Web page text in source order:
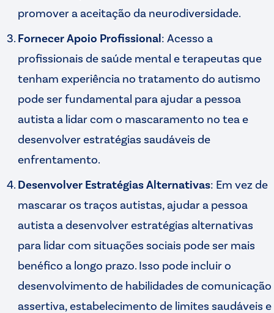
promover a aceitação da neurodiversidade.
Fornecer Apoio Profissional: Acesso a
profissionais de saúde mental e terapeutas que
tenham experiência no tratamento do autismo
pode ser fundamental para ajudar a pessoa
autista a lidar com o mascaramento no tea e
desenvolver estratégias saudáveis de
enfrentamento.
Desenvolver Estratégias Alternativas: Em vez de
mascarar os traços autistas, ajudar a pessoa
autista a desenvolver estratégias alternativas
para lidar com situações sociais pode ser mais
benéfico a longo prazo. Isso pode incluir o
desenvolvimento de habilidades de comunicação
assertiva, estabelecimento de limites saudáveis e